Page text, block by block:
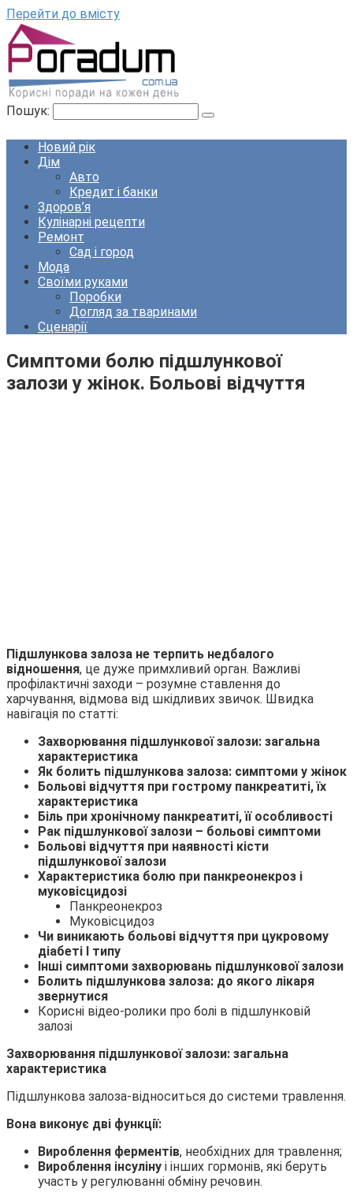
Перейти до вмісту
Пошук:
Новий рік
Дім
Авто
Кредит і банки
Здоров’я
Кулінарні рецепти
Ремонт
Сад і город
Мода
Своїми руками
Поробки
Догляд за тваринами
Сценарії
Симптоми болю підшлункової
залози у жінок. Больові відчуття
Підшлункова залоза не терпить недбалого
відношення, це дуже примхливий орган. Важливі
профілактичні заходи – розумне ставлення до
харчування, відмова від шкідливих звичок. Швидка
навігація по статті:
Захворювання підшлункової залози: загальна
характеристика
Як болить підшлункова залоза: симптоми у жінок
Больові відчуття при гострому панкреатиті, їх
характеристика
Біль при хронічному панкреатиті, її особливості
Рак підшлункової залози – больові симптоми
Больові відчуття при наявності кісти
підшлункової залози
Характеристика болю при панкреонекроз і
муковісцидозі
Панкреонекроз
Муковісцидоз
Чи виникають больові відчуття при цукровому
діабеті I типу
Інші симптоми захворювань підшлункової залози
Болить підшлункова залоза: до якого лікаря
звернутися
Корисні відео-ролики про болі в підшлунковій
залозі
Захворювання підшлункової залози: загальна
характеристика
Підшлункова залоза-відноситься до системи травлення.
Вона виконує дві функції:
Вироблення ферментів, необхідних для травлення;
Вироблення інсуліну і інших гормонів, які беруть
участь у регулюванні обміну речовин.